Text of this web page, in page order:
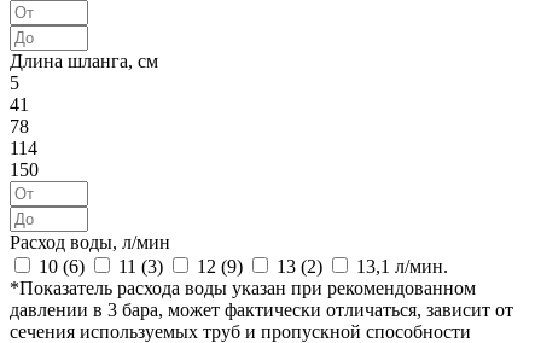
Длина шланга, см
5
41
78
114
150
Расход воды, л/мин
10 (6) 11 (3) 12 (9) 13 (2)
13,1 л/мин.
*Показатель расхода воды указан при рекомендованном
давлении в 3 бара, может фактически отличаться, зависит от
сечения используемых труб и пропускной способности